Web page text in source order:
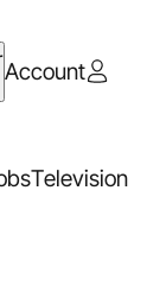
Account
Television